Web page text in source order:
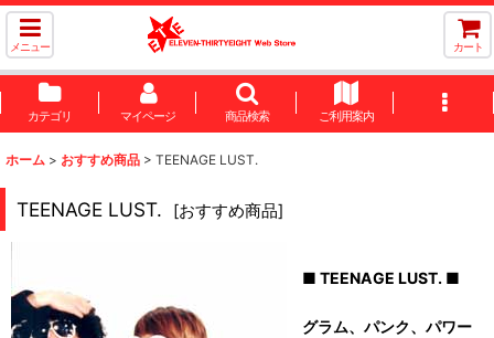
メニュー カート
カテゴリ マイページ 商品検索 ご利用案内
ホーム > おすすめ商品 > TEENAGE LUST.
TEENAGE LUST. [おすすめ商品]
■ TEENAGE LUST. ■
グラム、パンク、パワー